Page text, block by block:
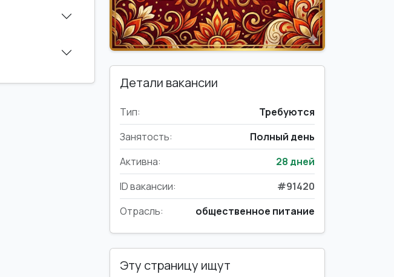
Детали вакансии
Тип:
Требуются
Занятость:
Полный день
Активна:
28 дней
ID вакансии:
#91420
Отрасль:
общественное питание
Эту страницу ищут